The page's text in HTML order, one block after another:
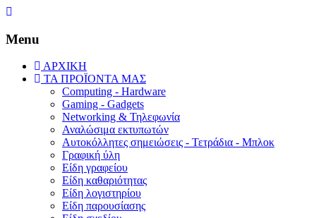
Menu
ΑΡΧΙΚΗ
ΤΑ ΠΡΟΪΟΝΤΑ ΜΑΣ
Computing - Hardware
Gaming - Gadgets
Networking & Τηλεφωνία
Αναλώσιμα εκτυπωτών
Aυτοκόλλητες σημειώσεις - Τετράδια - Μπλοκ
Γραφική ύλη
Είδη γραφείου
Είδη καθαριότητας
Είδη λογιστηρίου
Είδη παρουσίασης